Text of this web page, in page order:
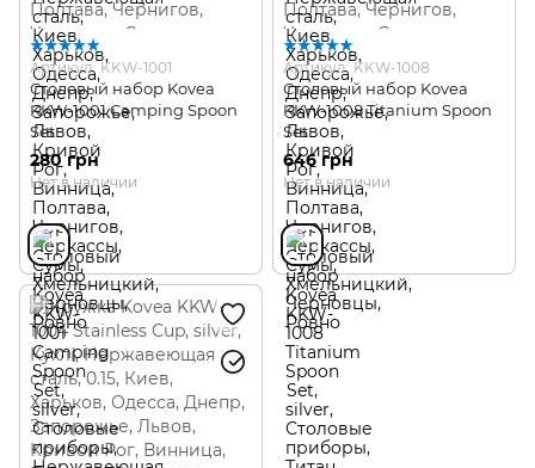
Артикул: KKW-1001
Столовый набор Kovea
KKW-1001 Camping Spoon
Set
280 грн
Нет в наличии
Артикул: KKW-1008
Столовый набор Kovea
KKW-1008 Titanium Spoon
Set
646 грн
Нет в наличии